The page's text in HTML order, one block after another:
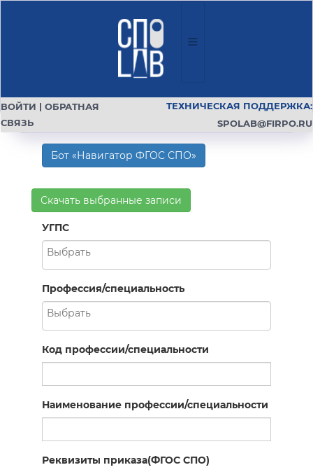
ВОЙТИ | ОБРАТНАЯ
СВЯЗЬ
ТЕХНИЧЕСКАЯ ПОДДЕРЖКА:
SPOLAB@FIRPO.RU
Бот «Навигатор ФГОС СПО»
Скачать выбранные записи
УГПС
Профессия/специальность
Код профессии/специальности
Наименование профессии/специальности
Реквизиты приказа(ФГОС СПО)